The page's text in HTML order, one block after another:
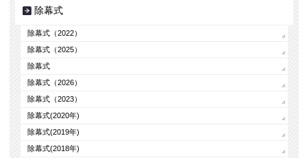
除幕式
除幕式（2022）
除幕式（2025）
除幕式
除幕式（2026）
除幕式（2023）
除幕式(2020年)
除幕式(2019年)
除幕式(2018年)